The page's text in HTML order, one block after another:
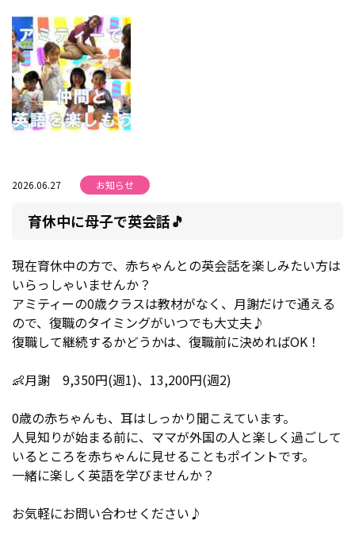
2026.06.27 お知らせ
育休中に母子で英会話🎵
現在育休中の方で、赤ちゃんとの英会話を楽しみたい方は
いらっしゃいませんか？
アミティーの0歳クラスは教材がなく、月謝だけで通える
ので、復職のタイミングがいつでも大丈夫♪
復職して継続するかどうかは、復職前に決めればOK！
👶月謝 9,350円(週1)、13,200円(週2)
0歳の赤ちゃんも、耳はしっかり聞こえています。
人見知りが始まる前に、ママが外国の人と楽しく過ごして
いるところを赤ちゃんに見せることもポイントです。
一緒に楽しく英語を学びませんか？
お気軽にお問い合わせください♪